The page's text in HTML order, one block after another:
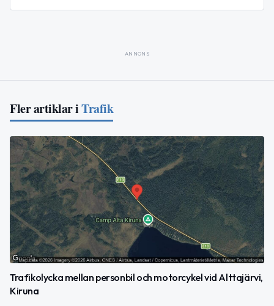
ANNONS
Fler artiklar iTrafik
Trafikolycka mellan personbil och motorcykel vid Alttajärvi,
Kiruna